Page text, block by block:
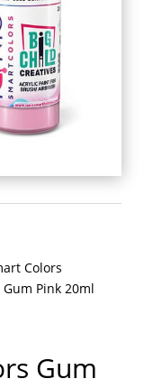
Colors
Pink 20ml
Gum